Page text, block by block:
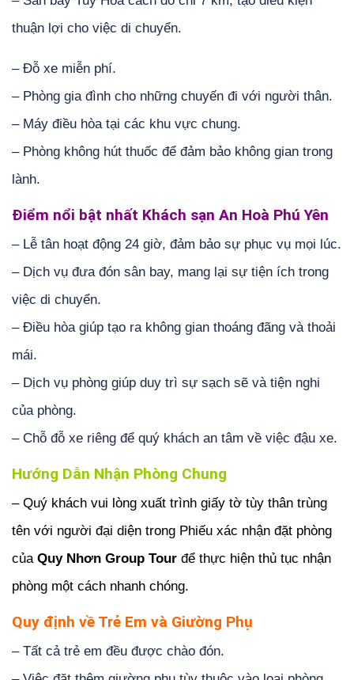
thuận lợi cho việc di chuyển.
– Đỗ xe miễn phí.
– Phòng gia đình cho những chuyến đi với người thân.
– Máy điều hòa tại các khu vực chung.
– Phòng không hút thuốc để đảm bảo không gian trong
lành.
Điểm nổi bật nhất Khách sạn An Hoà Phú Yên
– Lễ tân hoạt động 24 giờ, đảm bảo sự phục vụ mọi lúc.
– Dịch vụ đưa đón sân bay, mang lại sự tiện ích trong
việc di chuyển.
– Điều hòa giúp tạo ra không gian thoáng đãng và thoải
mái.
– Dịch vụ phòng giúp duy trì sự sạch sẽ và tiện nghi
của phòng.
– Chỗ đỗ xe riêng để quý khách an tâm về việc đậu xe.
Hướng Dẫn Nhận Phòng Chung
– Quý khách vui lòng xuất trình giấy tờ tùy thân trùng
tên với người đại diện trong Phiếu xác nhận đặt phòng
của Quy Nhơn Group Tour để thực hiện thủ tục nhận
phòng một cách nhanh chóng.
Quy định về Trẻ Em và Giường Phụ
– Tất cả trẻ em đều được chào đón.